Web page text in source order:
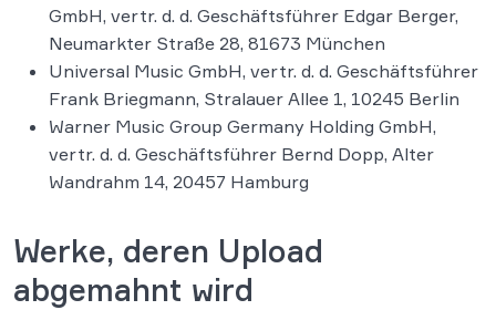
GmbH, vertr. d. d. Geschäftsführer Edgar Berger,
Neumarkter Straße 28, 81673 München
Universal Music GmbH, vertr. d. d. Geschäftsführer
Frank Briegmann, Stralauer Allee 1, 10245 Berlin
Warner Music Group Germany Holding GmbH,
vertr. d. d. Geschäftsführer Bernd Dopp, Alter
Wandrahm 14, 20457 Hamburg
Werke, deren Upload
abgemahnt wird